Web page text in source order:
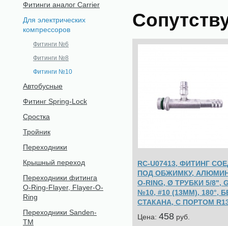
RC-U07413, ФИТИНГ
ПОД ОБЖИМКУ,
O-RING, Ø ТРУБКИ 5/8",
№10, #10 (13ММ), 180°,
СТАКАНА, С ПОРТОМ
Цена: 458 pуб.
Фитинги аналог Carrier
Для электрических
компрессоров
Фитинги №6
Фитинги №8
Фитинги №10
Автобусные
Фитинг Spring-Lock
Сростка
Тройник
Переходники
Крышный переход
Переходники фитинга
O-Ring-Flayer, Flayer-O-
Ring
Переходники Sanden-
TM